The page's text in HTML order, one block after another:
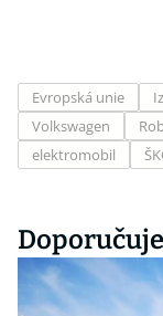
Evropská unie
Volkswagen
elektromobil